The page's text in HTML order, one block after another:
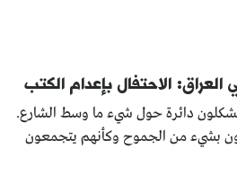
العراق: الاحتفال بإعدام الكتب
دائرة حول شيء ما وسط الشارع.
بشيء من الجموح وكأنهم يتجمعون